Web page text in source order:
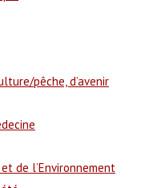
pêche, d’avenir
de l’Environnement